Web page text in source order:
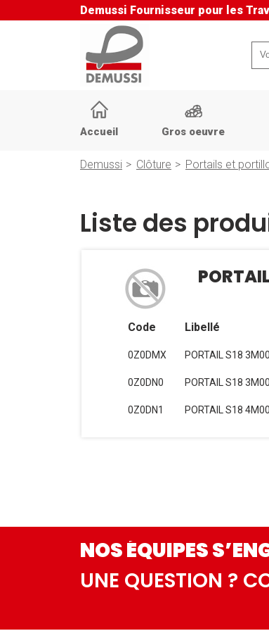
Demussi Fournisseur pour les
Aller
contenu
Accueil Gros oeuvre
Demussi Clôture Portails et
Liste des
Code Libellé
0Z0DMX PORTAIL S18
0Z0DN0 PORTAIL S18
0Z0DN1 PORTAIL S18
NOS ÉQUIPES
UNE QUESTION ?